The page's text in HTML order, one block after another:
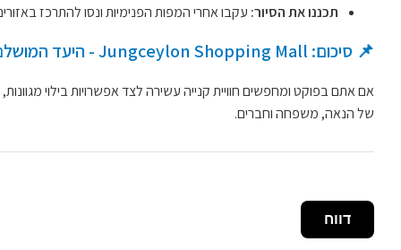
תכננו את הסיור: עקבו אחרי המפות הפנימיות ונסו להתרכז
📌 סיכום: Jungceylon Shopping Mall - היעד המושלם לשילוב של קניות ובילוי בפוקט
של הנאה, משפחה וחברים.
דווח